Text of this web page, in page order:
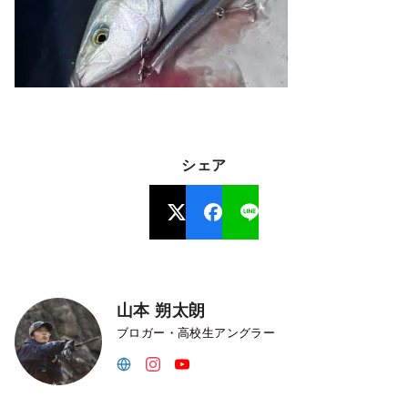
シェア
山本 朔太朗
ブロガー・高校生アングラー